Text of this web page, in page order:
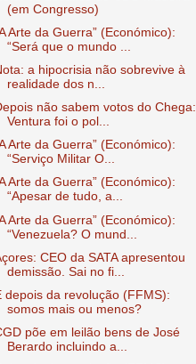
(em Congresso)
Arte da Guerra” (Económico):
“Será que o mundo ...
a hipocrisia não sobrevive à
realidade dos n...
não sabem votos do Chega:
Ventura foi o pol...
Arte da Guerra” (Económico):
“Serviço Militar O...
Arte da Guerra” (Económico):
“Apesar de tudo, a...
Arte da Guerra” (Económico):
“Venezuela? O mund...
CEO da SATA apresentou
demissão. Sai no fi...
depois da revolução (FFMS):
somos mais ou menos?
põe em leilão bens de José
Berardo incluindo a...